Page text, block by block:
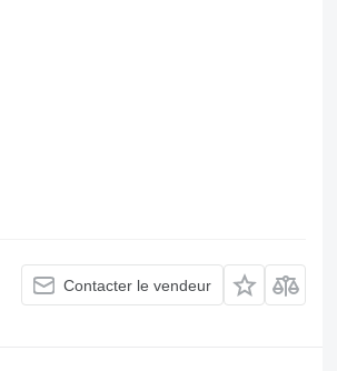
Contacter le vendeur